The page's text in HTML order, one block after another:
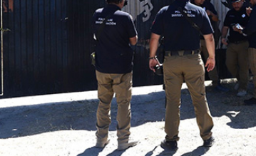
Policías bajo la mira: La CEDHJ documenta su
Catean casa por esquema de fraude telefónico